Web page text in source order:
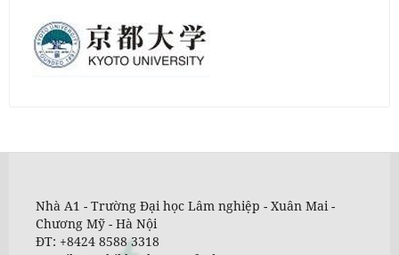
Nhà A1 - Trường Đại học Lâm nghiệp - Xuân Mai -
Chương Mỹ - Hà Nội
ĐT: +8424 8588 3318